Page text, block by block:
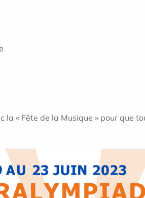
la « Fête de la Musique » pour que